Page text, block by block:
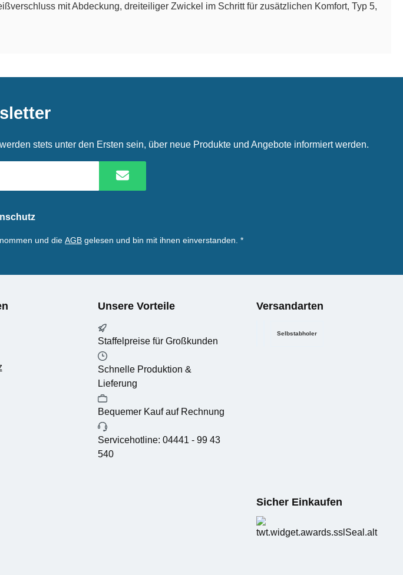
mit Abdeckung, dreiteiliger Zwickel im Schritt für zusätzlichen Komfort, Typ 5,
stets unter den Ersten sein, über neue Produkte und Angebote informiert werden.
und dieAGB gelesen und bin mit ihnen einverstanden.*
Unsere Vorteile
Staffelpreise für Großkunden
Schnelle Produktion &
Lieferung
Bequemer Kauf auf Rechnung
Servicehotline: 04441 - 99 43
540
Versandarten
Selbstabholer
Sicher Einkaufen